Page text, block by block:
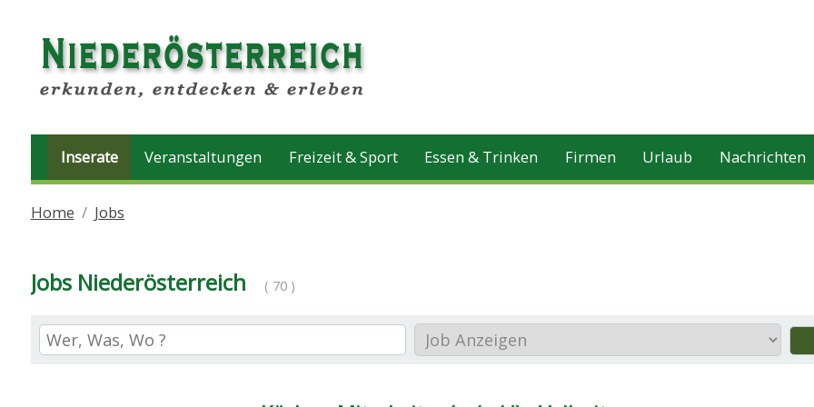
Inserate Veranstaltungen Freizeit & Sport Essen & Trinken Firmen Urlaub Nachrichten
Home Jobs
Jobs Niederösterreich ( 70 )